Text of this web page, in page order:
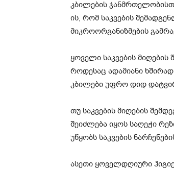
კბილების
ის, რომ საკვების
მიკროორგანიზმების
ყოველი საკვების
როდესაც ადამიანი
კბილები უფრო დიდ
თუ საკვების მიღების
შეიძლება იყოს საღეჭი
უწყობს საკვების
ასეთი ყოველდღიური